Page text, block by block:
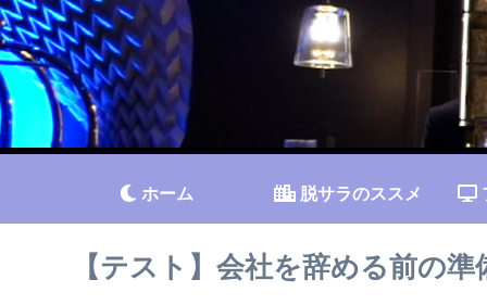
ホーム 脱サラのススメ
【テスト】会社を辞める前の準